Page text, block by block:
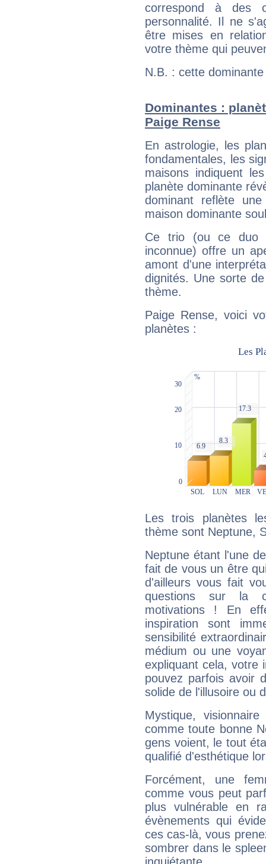
correspond à des
personnalité. Il ne
être mises en
votre thème qui
N.B. : cette
Dominantes :
Paige Rense
En astrologie, les
fondamentales, les
maisons indiquent
planète dominante
dominant reflète
maison dominante
Ce trio (ou ce duo
inconnue) offre un
amont d'une
dignités. Une sorte
thème.
Paige Rense, voici
planètes :
Les trois planètes
thème sont Neptune,
Neptune étant l'une
fait de vous un être
d'ailleurs vous fait
questions sur la
motivations ! En
inspiration sont
sensibilité
médium ou une
expliquant cela, votre
pouvez parfois avoir
solide de l'illusoire ou
Mystique,
comme toute bonne
gens voient, le tout
qualifié d'esthétique
Forcément, une
comme vous peut
plus vulnérable en
évènements qui
ces cas-là, vous
sombrer dans le